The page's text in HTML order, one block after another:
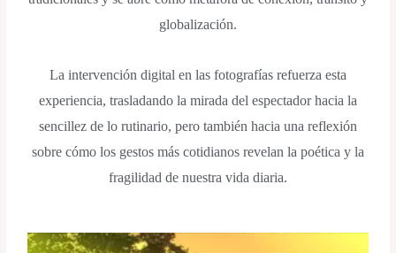
globalización.
La intervención digital en las fotografías refuerza esta
experiencia, trasladando la mirada del espectador hacia la
sencillez de lo rutinario, pero también hacia una reflexión
sobre cómo los gestos más cotidianos revelan la poética y la
fragilidad de nuestra vida diaria.